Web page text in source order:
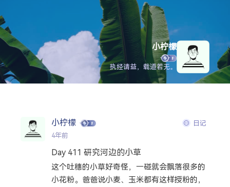
成长日记 宝宝辅食 宝宝课堂
小柠檬
执经请益，载道若无。
小柠檬
日记
4年前
Day 411 研究河边的小草
这个吐穗的小草好奇怪，一碰就会飘落很多的
小花粉。爸爸说小麦、玉米都有这样授粉的，